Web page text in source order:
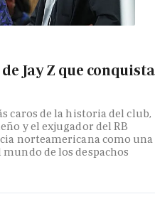
Jay Z que conquista
caros de la historia del club,
y el exjugador del RB
norteamericana como una
de los despachos